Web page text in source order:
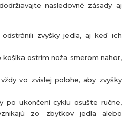
nasledovné zásady aj
zvyšky jedla, aj keď ich
ostrím noža smerom nahor,
vo zvislej polohe, aby zvyšky
po ukončení cyklu osušte ručne,
zo zbytkov jedla alebo